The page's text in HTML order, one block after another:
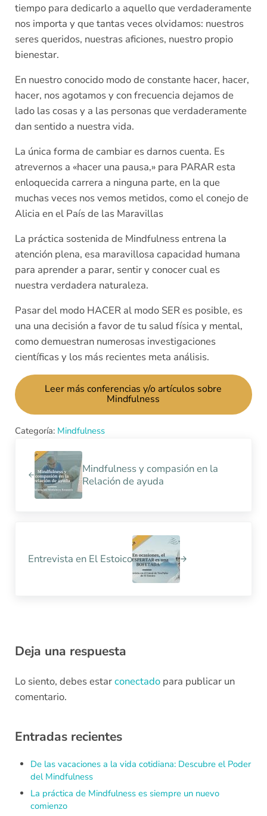
tiempo para dedicarlo a aquello que verdaderamente
nos importa y que tantas veces olvidamos: nuestros
seres queridos, nuestras aficiones, nuestro propio
bienestar.
En nuestro conocido modo de constante hacer, hacer,
hacer, nos agotamos y con frecuencia dejamos de
lado las cosas y a las personas que verdaderamente
dan sentido a nuestra vida.
La única forma de cambiar es darnos cuenta. Es
atrevernos a «hacer una pausa,» para PARAR esta
enloquecida carrera a ninguna parte, en la que
muchas veces nos vemos metidos, como el conejo de
Alicia en el País de las Maravillas
La práctica sostenida de Mindfulness entrena la
atención plena, esa maravillosa capacidad humana
para aprender a parar, sentir y conocer cual es
nuestra verdadera naturaleza.
Pasar del modo HACER al modo SER es posible, es
una una decisión a favor de tu salud física y mental,
como demuestran numerosas investigaciones
científicas y los más recientes meta análisis.
Leer más conferencias y/o artículos sobre
Mindfulness
Categoría: Mindfulness
Mindfulness y compasión en la
Relación de ayuda
Entrevista en El Estoico
Deja una respuesta
Lo siento, debes estarconectadopara publicar un
comentario.
Sidebar
Entradas recientes
De las vacaciones a la vida cotidiana: Descubre el Poder
del Mindfulness
La práctica de Mindfulness es siempre un nuevo
comienzo